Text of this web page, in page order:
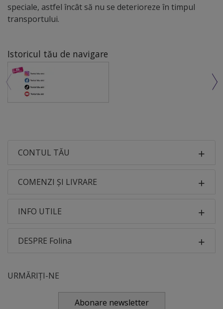
speciale, astfel încât să nu se deterioreze în timpul
transportului.
Istoricul tău de navigare
CONTUL TĂU
COMENZI ȘI LIVRARE
INFO UTILE
DESPRE Folina
URMĂRIȚI-NE
Abonare newsletter